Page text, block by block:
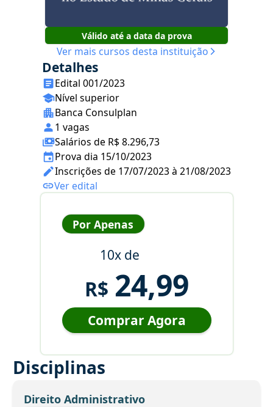
Válido até a data da prova
Ver mais cursos desta instituição
Detalhes
Edital 001/2023
Nível superior
Banca Consulplan
1 vagas
Salários de R$ 8.296,73
Prova dia 15/10/2023
Inscrições de 17/07/2023 à 21/08/2023
Ver edital
Por Apenas
10x de
R$ 24,99
Comprar Agora
Disciplinas
Direito Administrativo